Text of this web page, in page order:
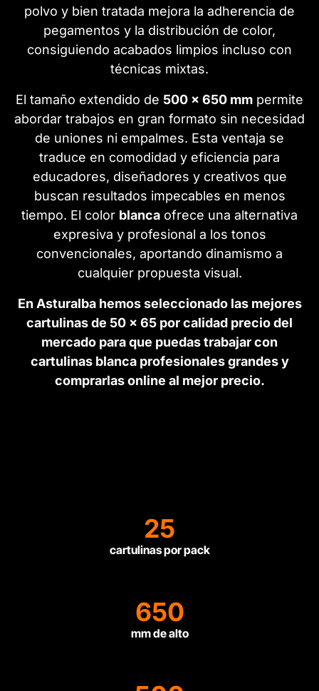
polvo y bien tratada mejora la adherencia de
pegamentos y la distribución de color,
consiguiendo acabados limpios incluso con
técnicas mixtas.
El tamaño extendido de 500 x 650 mm permite
abordar trabajos en gran formato sin necesidad
de uniones ni empalmes. Esta ventaja se
traduce en comodidad y eficiencia para
educadores, diseñadores y creativos que
buscan resultados impecables en menos
tiempo. El color blanca ofrece una alternativa
expresiva y profesional a los tonos
convencionales, aportando dinamismo a
cualquier propuesta visual.
En Asturalba hemos seleccionado las mejores
cartulinas de 50 x 65 por calidad precio del
mercado para que puedas trabajar con
cartulinas blanca profesionales grandes y
comprarlas online al mejor precio.
25
cartulinas por pack
650
mm de alto